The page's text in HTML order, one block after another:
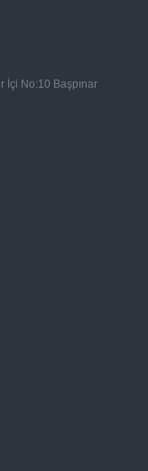
İçi No:10 Başpınar